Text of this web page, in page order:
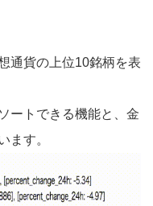
通貨の上位10銘柄を表
ートできる機能と、金
ます。